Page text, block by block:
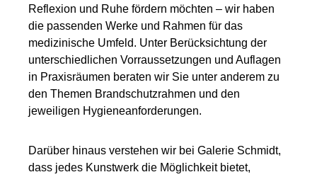
Reflexion und Ruhe fördern möchten – wir haben
die passenden Werke und Rahmen für das
medizinische Umfeld. Unter Berücksichtung der
unterschiedlichen Vorraussetzungen und Auflagen
in Praxisräumen beraten wir Sie unter anderem zu
den Themen Brandschutzrahmen und den
jeweiligen Hygieneanforderungen.
Darüber hinaus verstehen wir bei Galerie Schmidt,
dass jedes Kunstwerk die Möglichkeit bietet,